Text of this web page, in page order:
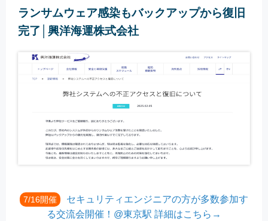
ランサムウェア感染もバックアップから復旧
完了│興洋海運株式会社
7/16開催
セキュリティエンジニアの方が多数参加す
る交流会開催！@東京駅 詳細はこちら→